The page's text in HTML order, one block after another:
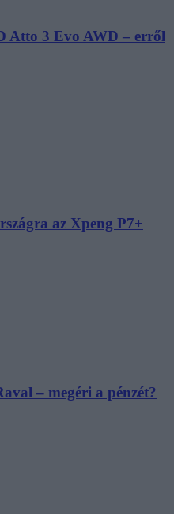
Atto 3 Evo AWD – erről
az Xpeng P7+
– megéri a pénzét?